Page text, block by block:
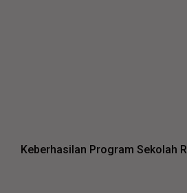
Keberhasilan Program Sekolah